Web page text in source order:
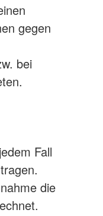
gegen
bei
Fall
die